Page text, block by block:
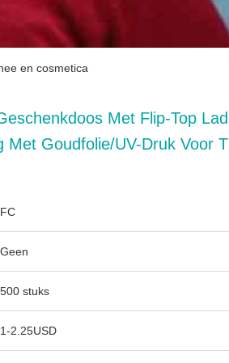
en cosmetica
Met Flip-Top
Met Goudfolie/UV-Druk Voor
FC
Geen
500 stuks
1-2.25USD